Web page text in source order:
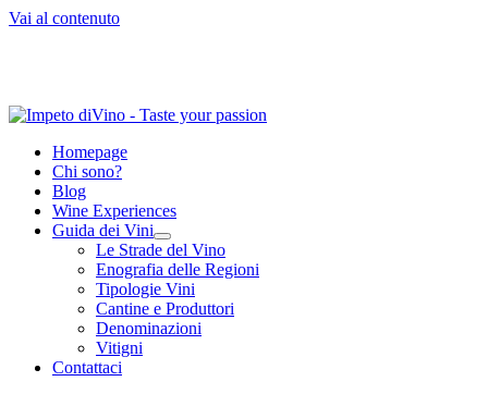
Vai al contenuto
Homepage
Chi sono?
Blog
Wine Experiences
Guida dei Vini
Le Strade del Vino
Enografia delle Regioni
Tipologie Vini
Cantine e Produttori
Denominazioni
Vitigni
Contattaci